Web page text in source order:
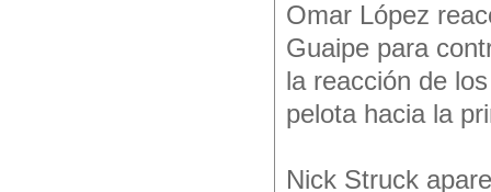
Omar López
Guaipe para
la reacción de
pelota hacia la
Nick Struck